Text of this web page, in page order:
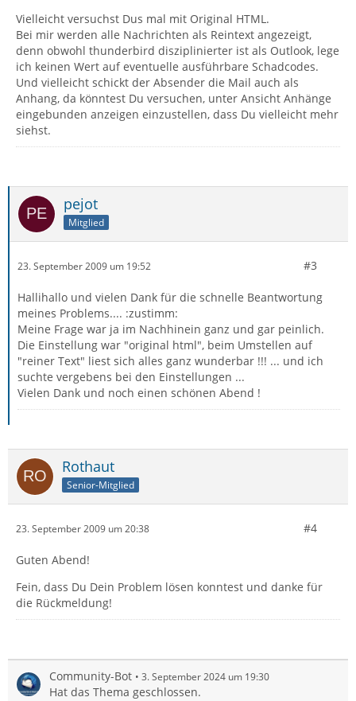
Vielleicht versuchst Dus mal mit Original HTML.
Bei mir werden alle Nachrichten als Reintext angezeigt,
denn obwohl thunderbird disziplinierter ist als Outlook, lege
ich keinen Wert auf eventuelle ausführbare Schadcodes.
Und vielleicht schickt der Absender die Mail auch als
Anhang, da könntest Du versuchen, unter Ansicht Anhänge
eingebunden anzeigen einzustellen, dass Du vielleicht mehr
siehst.
pejot
Mitglied
23. September 2009 um 19:52 #3
Hallihallo und vielen Dank für die schnelle Beantwortung
meines Problems.... :zustimm:
Meine Frage war ja im Nachhinein ganz und gar peinlich.
Die Einstellung war "original html", beim Umstellen auf
"reiner Text" liest sich alles ganz wunderbar !!! ... und ich
suchte vergebens bei den Einstellungen ...
Vielen Dank und noch einen schönen Abend !
Rothaut
Senior-Mitglied
23. September 2009 um 20:38 #4
Guten Abend!
Fein, dass Du Dein Problem lösen konntest und danke für
die Rückmeldung!
Community-Bot 3. September 2024 um 19:30
Hat das Thema geschlossen.